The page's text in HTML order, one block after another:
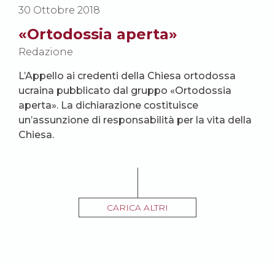
30 Ottobre 2018
«Ortodossia aperta»
Redazione
L’Appello ai credenti della Chiesa ortodossa
ucraina pubblicato dal gruppo «Ortodossia
aperta». La dichiarazione costituisce
un’assunzione di responsabilità per la vita della
Chiesa.
CARICA ALTRI